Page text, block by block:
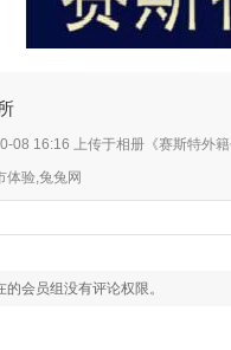
08 16:16 上传于相册《赛斯特外籍
体验,兔兔网
会员组没有评论权限。